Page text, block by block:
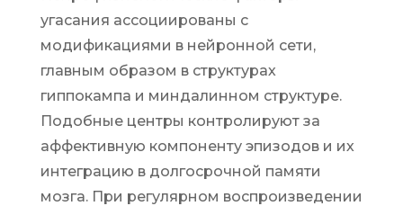
угасания ассоциированы с
модификациями в нейронной сети,
главным образом в структурах
гиппокампа и миндалинном структуре.
Подобные центры контролируют за
аффективную компоненту эпизодов и их
интеграцию в долгосрочной памяти
мозга. При регулярном воспроизведении